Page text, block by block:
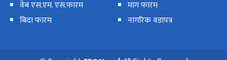
वेब एस.एम. एस.फारम
बिदा फारम
माग फारम
नागरिक वडापत्र